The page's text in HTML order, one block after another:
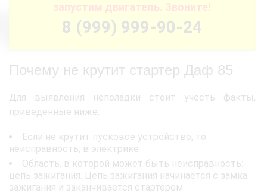
запустим двигатель. Звоните!
8 (999) 999-90-24
Почему не крутит стартер Даф 85
Для выявления неполадки стоит учесть факты,
приведенные ниже:
Если не крутит пусковое устройство, то
неисправность, в электрике
Область, в которой может быть неисправность:
цепь зажигания. Цепь зажигания начинается с замка
зажигания и заканчивается стартером